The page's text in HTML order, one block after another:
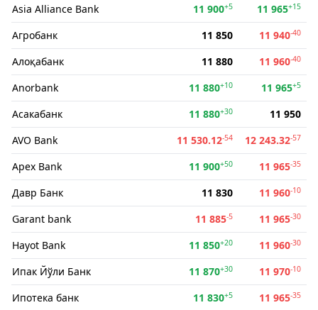
Asia Alliance Bank 11 900+5 11 965+15
Агробанк 11 850 11 940-40
Алоқабанк 11 880 11 960-40
Anorbank 11 880+10 11 965+5
Асакабанк 11 880+30
11 950
AVO Bank
11 530.12-54 12 243.32-57
Apex Bank 11 900+50 11 965-35
Давр Банк 11 830 11 960-10
Garant bank 11 885-5 11 965-30
Hayot Bank 11 850+20 11 960-30
Ипак Йўли Банк 11 870+30 11 970-10
Ипотека банк 11 830+5 11 965-35